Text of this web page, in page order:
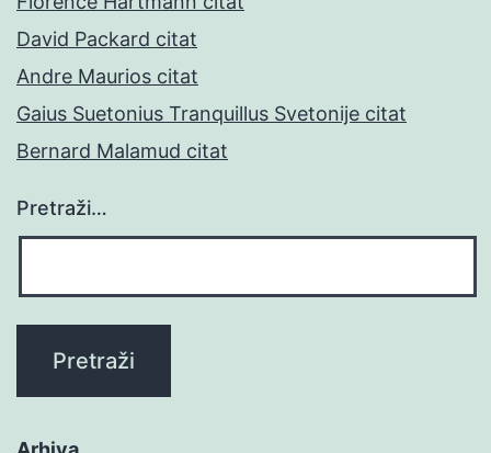
David Packard citat
Andre Maurios citat
Gaius Suetonius Tranquillus Svetonije citat
Bernard Malamud citat
Pretraži…